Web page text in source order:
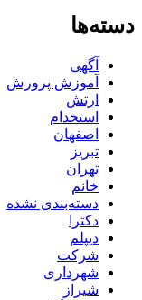
دسته‌ها
آگهی
آموزش پرورش
ارتش
استخدام
اصفهان
تبریز
تهران
خانم
دسته‌بندی نشده
دکترا
دیپلم
شرکت
شهرداری
شیراز